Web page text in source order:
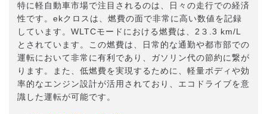
特に軽自動車市場で注目されるのは、日々の走行での経済
性です。ekクロスは、燃費の面で非常に高い数値を記録
しています。WLTCモードにおける燃費は、2３.3 km/L
とされています。この燃費は、日常的な通勤や都市部での
運転において非常に有利であり、ガソリン代の節約に繋が
ります。また、低燃費を実現するために、軽量ボディや効
率的なエンジン設計が活用されており、エコドライブを意
識した運転が可能です。